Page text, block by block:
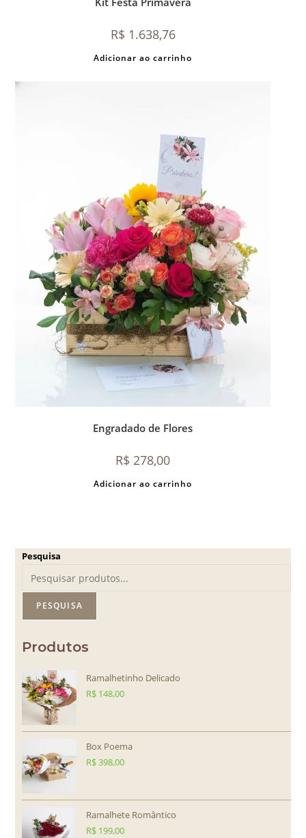
R$ 1.638,76
Adicionar ao carrinho
Engradado de Flores
R$ 278,00
Adicionar ao carrinho
Pesquisa
PESQUISA
Produtos
Ramalhetinho Delicado
R$ 148,00
Box Poema
R$398,00
Ramalhete Romântico
R$ 199,00